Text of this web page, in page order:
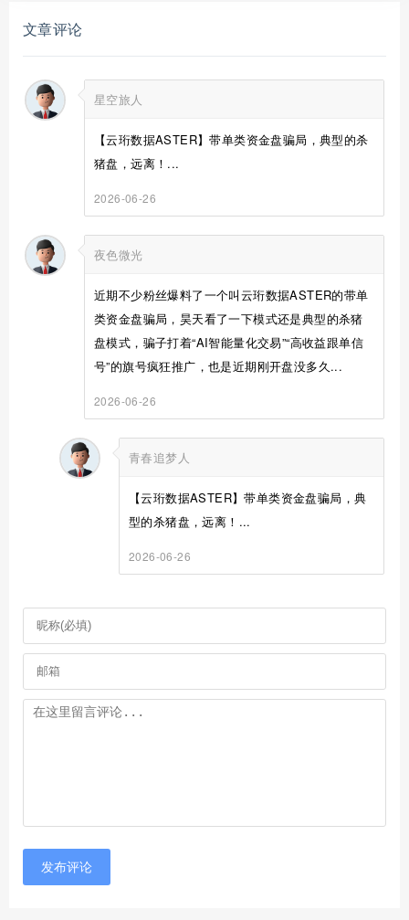
文章评论
星空旅人
【云珩数据ASTER】带单类资金盘骗局，典型的杀
猪盘，远离！...
2026-06-26
夜色微光
近期不少粉丝爆料了一个叫云珩数据ASTER的带单
类资金盘骗局，昊天看了一下模式还是典型的杀猪
盘模式，骗子打着“AI智能量化交易”“高收益跟单信
号”的旗号疯狂推广，也是近期刚开盘没多久...
2026-06-26
青春追梦人
【云珩数据ASTER】带单类资金盘骗局，典
型的杀猪盘，远离！...
2026-06-26
发布评论